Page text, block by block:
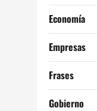
Economía
Empresas
Frases
Gobierno